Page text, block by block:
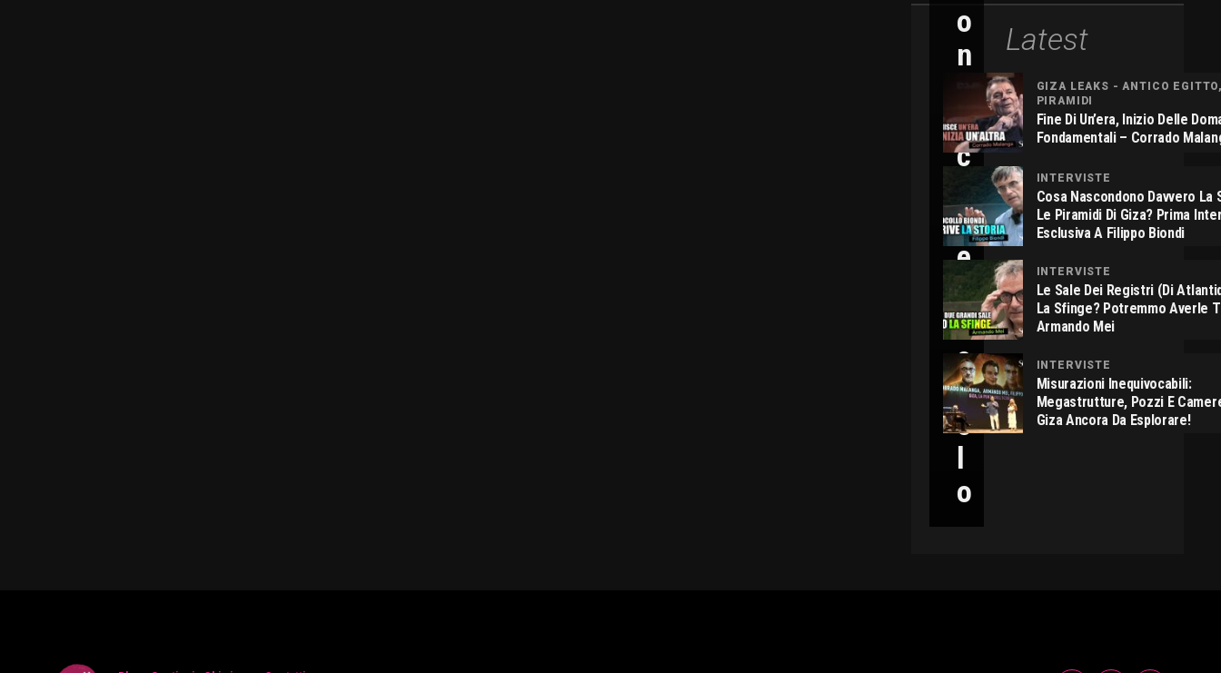
Latest
O
N
I
C
L
E
C
I
C
C
O
L
O
GIZA LEAKS - ANTICO
PIRAMIDI
Fine Di Un’era, Inizio Delle
Fondamentali – Corrado
INTERVISTE
Cosa Nascondono Davvero La
Le Piramidi Di Giza? Prima
Esclusiva A Filippo Biondi
INTERVISTE
Le Sale Dei Registri (di
La Sfinge? Potremmo Averle
Armando Mei
INTERVISTE
Misurazioni Inequivocabili:
Megastrutture, Pozzi E
Giza Ancora Da Esplorare!